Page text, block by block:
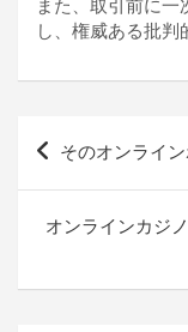
また、取引前に
し、権威ある批判
投
ゲ
そのオンライ
オンラインカジ